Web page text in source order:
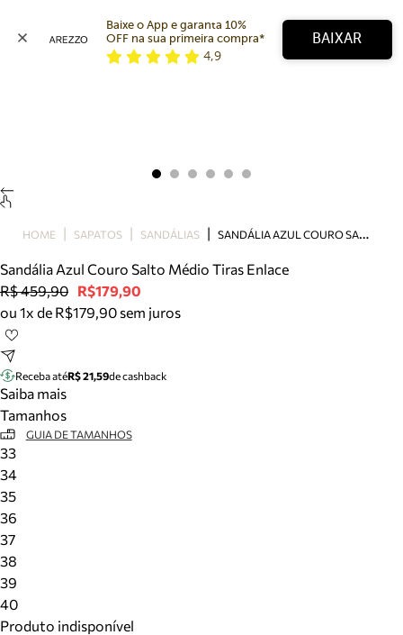
Bolsa
Tamanco
Tênis
Mule
Tire dúvidas sobre pedidos, devoluções e mais.
Meus pedidos
Acompanhe seus pedidos e solicite devoluções.
Baixe o App e garanta 10%
OFF na sua primeira compra*
4,9
BAIXAR
HOME SAPATOS SANDÁLIAS S
ANDÁLIA AZUL COURO SALTO MÉDIO TIRAS ENLACE
Sandália Azul Couro Salto Médio Tiras Enlace
R$ 459,90 R$179,90
ou 1x de R$179,90 sem juros
Receba atéR$ 21,59de cashback
Saiba mais
Tamanhos
GUIA DE TAMANHOS
33
34
35
36
37
38
39
40
Produto indisponível